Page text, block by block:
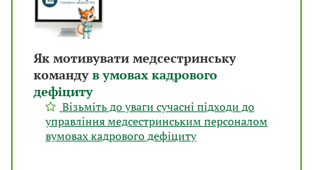
Як мотивувати медсестринську
команду в умовах кадрового
дефіциту
Візьміть до уваги сучасні підходи до
управління медсестринським персоналом
вумовах кадрового дефіциту